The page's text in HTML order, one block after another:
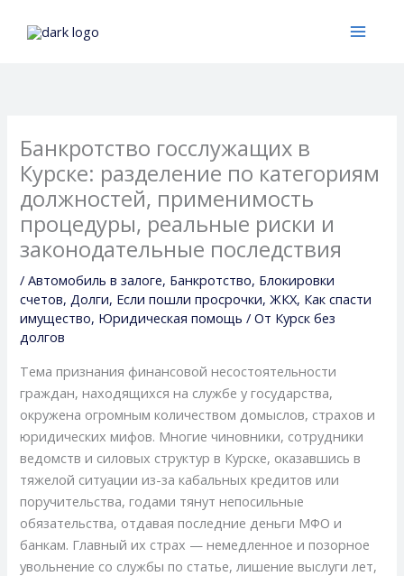
Банкротство госслужащих в
Курске: разделение по категориям
должностей, применимость
процедуры, реальные риски и
законодательные последствия
/Автомобиль в залоге, Банкротство, Блокировки
счетов,Долги, Если пошли просрочки,ЖКХ, Как спасти
имущество, Юридическая помощь / От Курск без
долгов
Тема признания финансовой несостоятельности
граждан, находящихся на службе у государства,
окружена огромным количеством домыслов, страхов и
юридических мифов. Многие чиновники, сотрудники
ведомств и силовых структур в Курске, оказавшись в
тяжелой ситуации из-за кабальных кредитов или
поручительства, годами тянут непосильные
обязательства, отдавая последние деньги МФО и
банкам. Главный их страх — немедленное и позорное
увольнение со службы по статье, лишение выслуги лет,